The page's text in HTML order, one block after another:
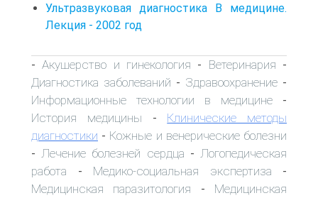
Ультразвуковая диагностика В медицине.
Лекция - 2002 год
-Акушерство и гинекология - Ветеринария -
Диагностика заболеваний - Здравоохранение -
Информационные технологии в медицине -
История медицины - Клинические методы
диагностики - Кожные и венерические болезни
- Лечение болезней сердца - Логопедическая
работа - Медико-социальная экспертиза -
Медицинская паразитология - Медицинская